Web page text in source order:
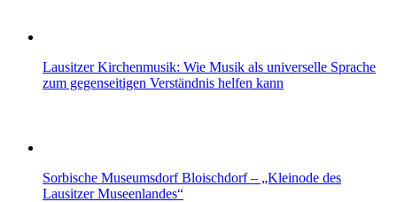
Lausitzer Kirchenmusik: Wie Musik als universelle Sprache
zum gegenseitigen Verständnis helfen kann
Sorbische Museumsdorf Bloischdorf – „Kleinode des
Lausitzer Museenlandes“